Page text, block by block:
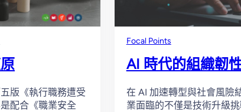
版《執行職務遭受
配合《職業安全
Focal Points
AI 時代的組織韌
在 AI 加速轉型與社會風險
業面臨的不僅是技術升級